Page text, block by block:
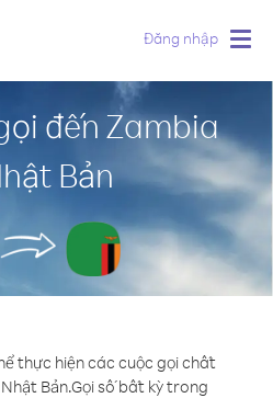
Đăng nhập
đến Zambia
Bản
thực hiện các cuộc gọi chất
Bản.Gọi số bất kỳ trong